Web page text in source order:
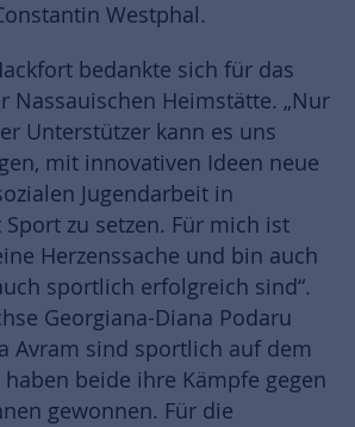
Westphal.
bedankte sich für das
Nassauischen Heimstätte. „Nur
Unterstützer kann es uns
mit innovativen Ideen neue
Jugendarbeit in
zu setzen. Für mich ist
Herzenssache und bin auch
sportlich erfolgreich sind“.
Georgiana-Diana Podaru
Avram sind sportlich auf dem
beide ihre Kämpfe gegen
gewonnen. Für die